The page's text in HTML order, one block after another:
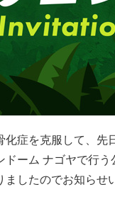
症を克服して、
ーム ナゴヤで行
したのでお知らせ